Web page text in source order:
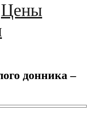
Цены
донника –